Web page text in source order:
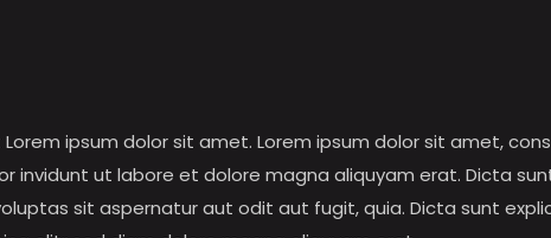
ipsum dolor sit amet. Lorem ipsum dolor sit amet,
invidunt ut labore et dolore magna aliquyam erat. Dicta
sit aspernatur aut odit aut fugit, quia. Dicta sunt